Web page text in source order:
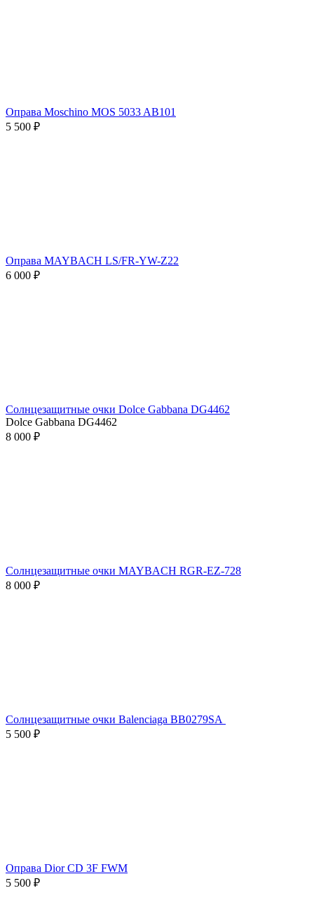
Оправа Moschino MOS 5033 AB101
5 500 ₽
Оправа MAYBACH LS/FR-YW-Z22
6 000 ₽
Солнцезащитные очки Dolce Gabbana DG4462
Dolce Gabbana DG4462
8 000 ₽
Солнцезащитные очки MAYBACH RGR-EZ-728
8 000 ₽
Солнцезащитные очки Balenciaga BB0279SA
5 500 ₽
Оправа Dior CD 3F FWM
5 500 ₽